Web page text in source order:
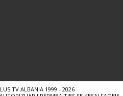
TV ALBANIA 1999 - 2026